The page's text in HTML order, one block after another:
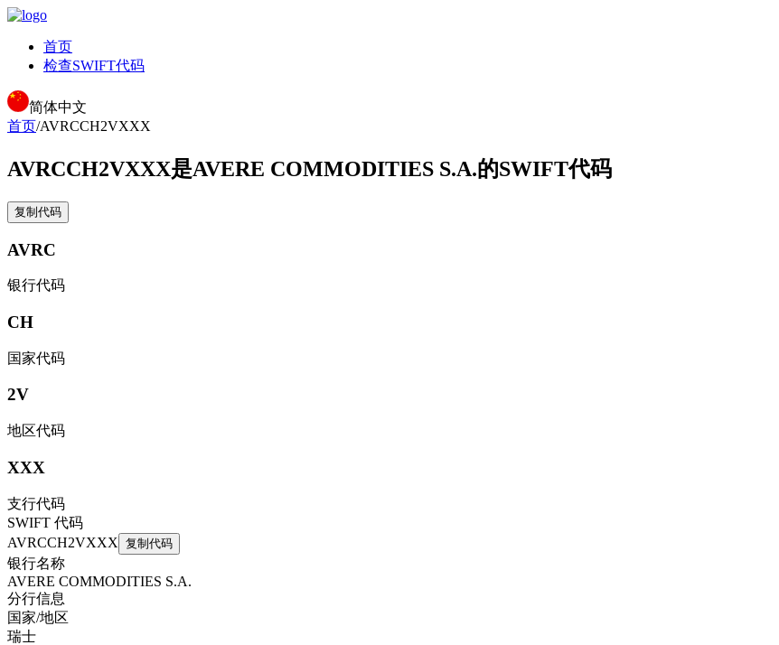
首页
检查SWIFT代码
简体中文
首页/AVRCCH2VXXX
AVRCCH2VXXX是AVERE COMMODITIES S.A.的SWIFT代码
复制代码
AVRC
银行代码
CH
国家代码
2V
地区代码
XXX
支行代码
SWIFT 代码
AVRCCH2VXXX 复制代码
银行名称
AVERE COMMODITIES S.A.
分行信息
国家/地区
瑞士